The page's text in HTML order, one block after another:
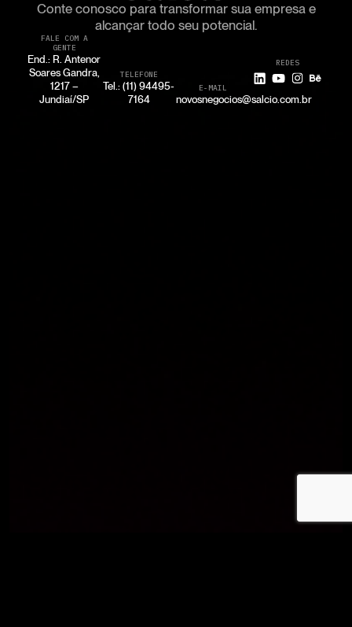
Conte conosco para transformar sua empresa e
alcançar todo seu potencial.
FALE COM A
GENTE
End.: R. Antenor
Soares Gandra,
1217 –
Jundiaí/SP
TELEFONE
Tel.: (11) 94495-
7164
E-MAIL
novosnegocios@salcio.com.br
REDES